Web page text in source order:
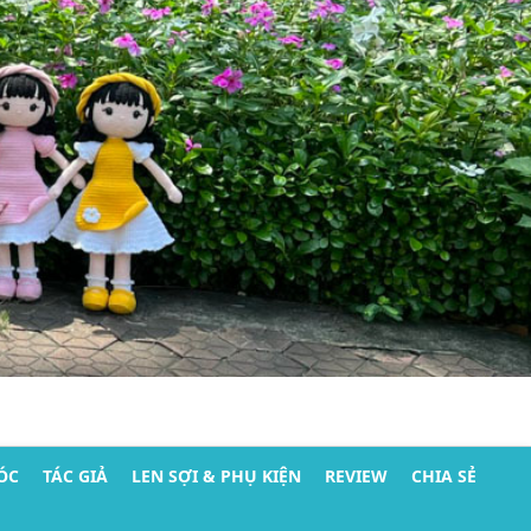
TÁC GIẢ LEN SỢI & PHỤ KIỆN REVIEW CHIA SẺ